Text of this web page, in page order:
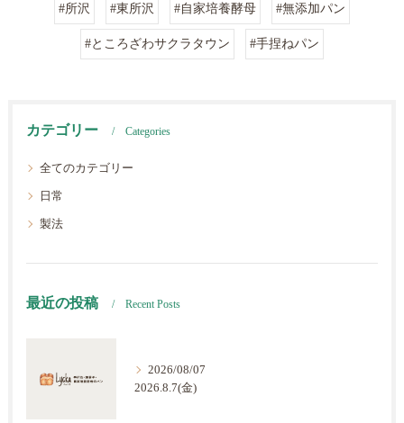
#所沢 #東所沢 #自家培養酵母 #無添加パン
#ところざわサクラタウン #手捏ねパン
カテゴリー Categories
全てのカテゴリー
日常
製法
最近の投稿 Recent Posts
2026/08/07
2026.8.7(金)